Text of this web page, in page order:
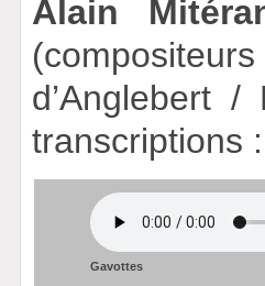
Alain
d’Anglebert
transcriptions
Gavottes